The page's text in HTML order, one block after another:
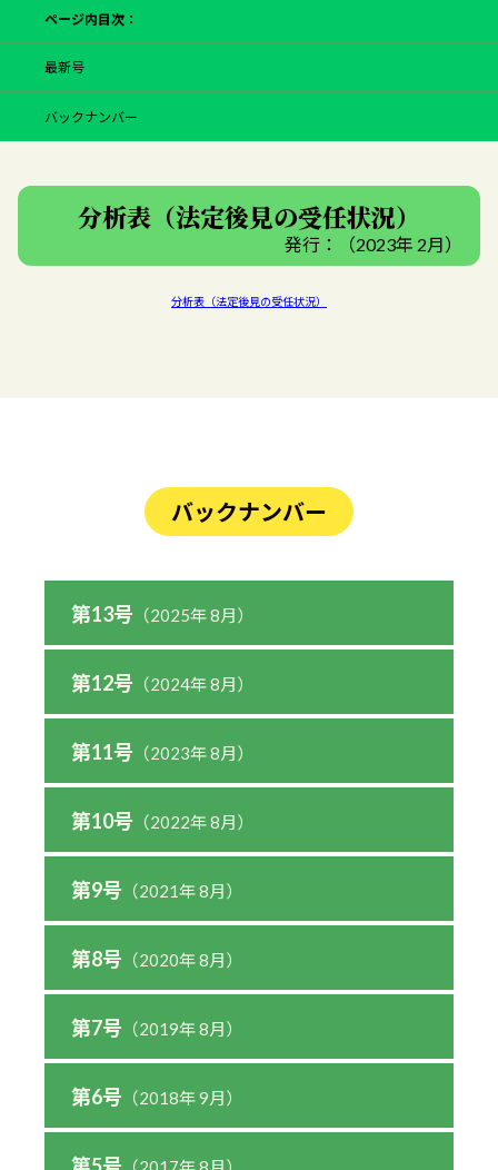
ページ内目次：
最新号
バックナンバー
分析表（法定後見の受任状況）
発行：（2023年 2月）
分析表（法定後見の受任状況）
バックナンバー
第13号 （2025年 8月）
第12号 （2024年 8月）
第11号 （2023年 8月）
第10号 （2022年 8月）
第9号 （2021年 8月）
第8号 （2020年 8月）
第7号 （2019年 8月）
第6号 （2018年 9月）